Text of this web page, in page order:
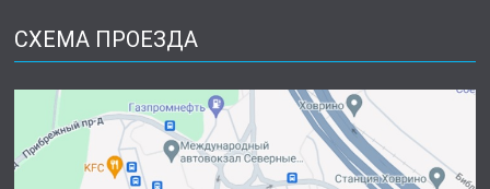
СХЕМА ПРОЕЗДА